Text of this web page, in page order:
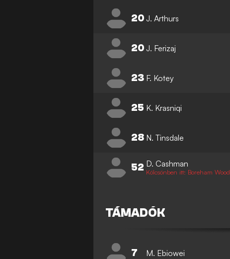
20 J. Arthurs
20 J. Ferizaj
23 F. Kotey
25 K. Krasniqi
28 N. Tinsdale
52 D. Cashman
Kölcsönben itt: Boreham Wood
TÁMADÓK
7 M. Ebiowei